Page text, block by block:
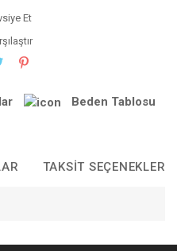
Et
Beden Tablosu
TAKSIT SEÇENEKLERI
açıklamalarında ve diğer